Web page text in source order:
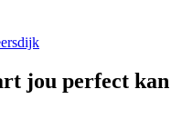
jou perfect kan